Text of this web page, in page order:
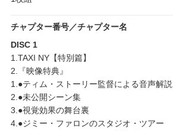
チャプター番号／チャプター名
DISC 1
1.TAXI NY【特別篇】
2.『映像特典』
1.●ティム・ストーリー監督による音声解説
2.●未公開シーン集
3.●視覚効果の舞台裏
4.●ジミー・ファロンのスタジオ・ツアー